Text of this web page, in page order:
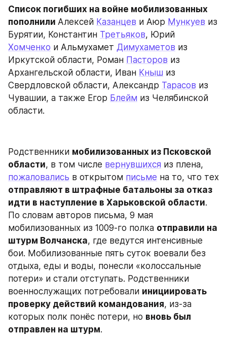
Список погибших на войне мобилизованных
пополнили Алексей Казанцев и Аюр Мункуев из
Бурятии, Константин Третьяков
Хомченко и Альмухамет Димухаметов из
Иркутской области, Роман Пасторов из
Архангельской области, Иван Кныш из
Свердловской области, Александр Тарасов из
Чувашии, а также Егор Блейм из Челябинской
области.
Родственники мобилизованных из Псковской
области, в том числе вернувшихся
пожаловались в открытом письме
отправляют в штрафные батальоны за отказ
идти в наступление в Харьковской области.
По словам авторов письма, 9 мая
мобилизованных из 1009-го полка отправили на
штурм Волчанска, где ведутся интенсивные
бои. Мобилизованные пять суток воевали без
отдыха, еды и воды, понесли «колоссальные
потери» и стали отступать. Родственники
военнослужащих потребовали инициировать
проверку действий командования, из-за
которых полк понёс потери, но вновь был
отправлен на штурм.